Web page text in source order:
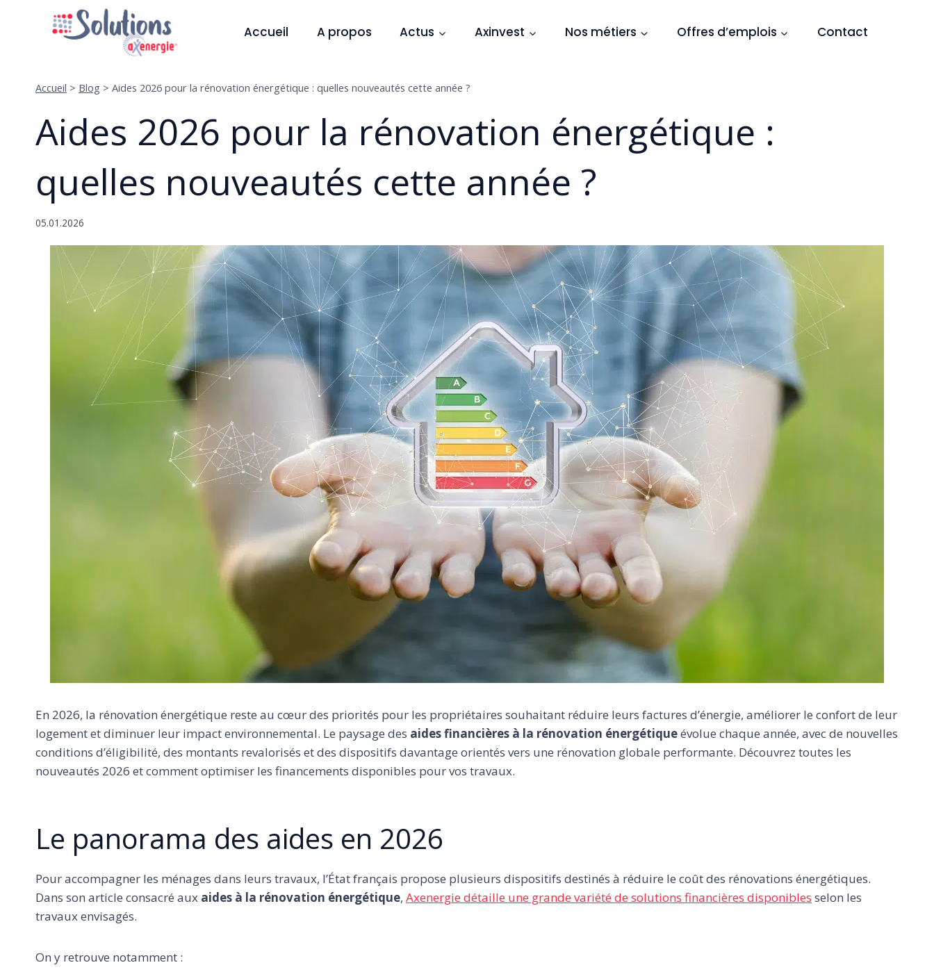
Accueil A propos Actus Axinvest Nos métiers Offres d’emplois Contact
Accueil > Blog > Aides 2026 pour la rénovation énergétique : quelles nouveautés cette année ?
Aides 2026 pour la rénovation énergétique :
quelles nouveautés cette année ?
05.01.2026
En 2026, la rénovation énergétique reste au cœur des priorités pour les propriétaires souhaitant réduire leurs factures d’énergie, améliorer le confort de leur
logement et diminuer leur impact environnemental. Le paysage des aides financières à la rénovation énergétiqueévolue chaque année, avec de nouvelles
conditions d’éligibilité, des montants revalorisés et des dispositifs davantage orientés vers une rénovation globale performante. Découvrez toutes les
nouveautés 2026 et comment optimiser les financements disponibles pour vos travaux.
Le panorama des aides en 2026
Pour accompagner les ménages dans leurs travaux, l’État français propose plusieurs dispositifs destinés à réduire le coût des rénovations énergétiques.
Dans son article consacré aux aides à la rénovation énergétique, Axenergie détaille une grande variété de solutions financières disponibles selon les
travaux envisagés.
On y retrouve notamment :